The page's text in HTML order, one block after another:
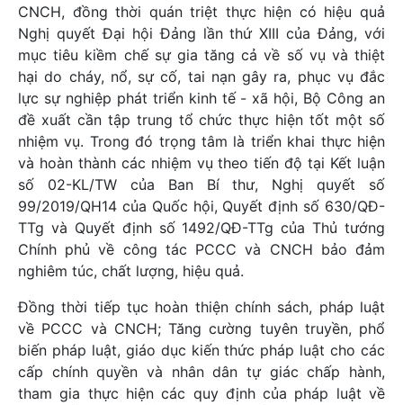
CNCH, đồng thời quán triệt thực hiện có hiệu quả
Nghị quyết Đại hội Đảng lần thứ XIII của Đảng, với
mục tiêu kiềm chế sự gia tăng cả về số vụ và thiệt
hại do cháy, nổ, sự cố, tai nạn gây ra, phục vụ đắc
lực sự nghiệp phát triển kinh tế - xã hội, Bộ Công an
đề xuất cần tập trung tổ chức thực hiện tốt một số
nhiệm vụ. Trong đó trọng tâm là triển khai thực hiện
và hoàn thành các nhiệm vụ theo tiến độ tại Kết luận
số 02-KL/TW của Ban Bí thư, Nghị quyết số
99/2019/QH14 của Quốc hội, Quyết định số 630/QĐ-
TTg và Quyết định số 1492/QĐ-TTg của Thủ tướng
Chính phủ về công tác PCCC và CNCH bảo đảm
nghiêm túc, chất lượng, hiệu quả.
Đồng thời tiếp tục hoàn thiện chính sách, pháp luật
về PCCC và CNCH; Tăng cường tuyên truyền, phổ
biến pháp luật, giáo dục kiến thức pháp luật cho các
cấp chính quyền và nhân dân tự giác chấp hành,
tham gia thực hiện các quy định của pháp luật về